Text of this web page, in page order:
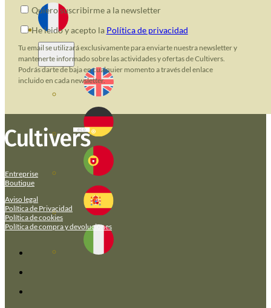
Quiero suscribirme a la newsletter
He leido y acepto la Política de privacidad
Tu email se utilizará exclusivamente para enviarte nuestra newsletter y
mantenerte informado sobre las actividades y ofertas de Cultivers.
Podrás darte de baja en cualquier momento a través del enlace
incluido en cada newsletter.
Entreprise
Boutique
Aviso legal
Política de Privacidad
Política de cookies
Política de compra y devoluciones